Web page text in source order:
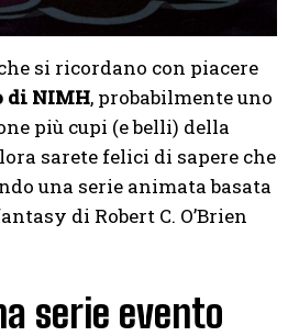
si ricordano con piacere
di NIMH, probabilmente uno
più cupi (e belli) della
sarete felici di sapere che
una serie animata basata
di Robert C. O’Brien
serie evento